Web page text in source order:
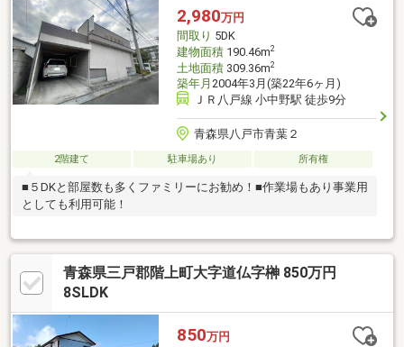
2,980万円
間取り 5DK
建物面積190.46m2
土地面積309.36m2
築年月 2004年3月(築22年6ヶ月)
ＪＲ八戸線 小中野駅 徒歩9分
青森県八戸市青葉２
2階建て 駐車場あり 所有権
■５DKと部屋数も多くファミリーにお勧め！■作業場もあり事業用
としても利用可能！
青森県三戸郡階上町大字道仏字榊 850万円
8SLDK
850万円